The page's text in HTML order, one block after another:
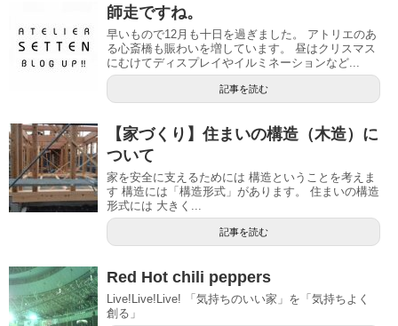
師走ですね。
早いもので12月も十日を過ぎました。 アトリエのあ
る心斎橋も賑わいを増しています。 昼はクリスマス
にむけてディスプレイやイルミネーションなど...
記事を読む
【家づくり】住まいの構造（木造）に
ついて
家を安全に支えるためには 構造ということを考えま
す 構造には「構造形式」があります。 住まいの構造
形式には 大きく...
記事を読む
Red Hot chili peppers
Live!Live!Live! 「気持ちのいい家」を「気持ちよく
創る」